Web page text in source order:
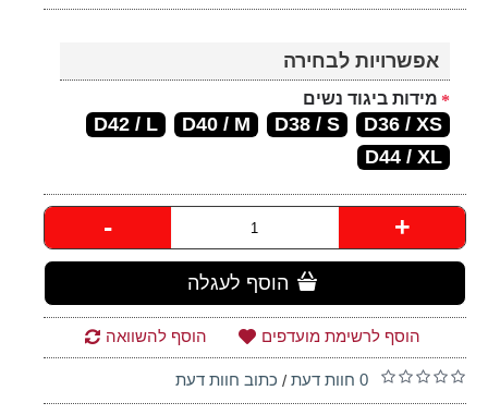
אפשרויות לבחירה
מידות ביגוד נשים
D36 / XS
D38 / S
D40 / M
D42 / L
D44 / XL
- +
הוסף לעגלה
הוסף לרשימת מועדפים הוסף להשוואה
0 חוות דעת / כתוב חוות דעת